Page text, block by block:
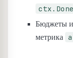
Бюджеты и
метрика